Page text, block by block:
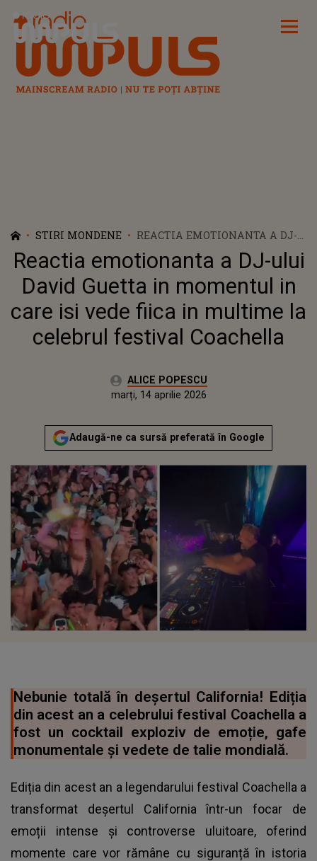
Radio Impuls
STIRI MONDENE
REACTIA EMOTIONANTA A DJ-
ULUI DAVID GUETTA IN
MOMENTUL IN CARE ISI VEDE
FIICA IN MULTIME LA
CELEBRUL FESTIVAL
COACHELLA
Reactia emotionanta a DJ-ului
David Guetta in momentul in
care isi vede fiica in multime la
celebrul festival Coachella
Autor:ALICE POPESCU
Actualizat:
marți, 14 aprilie 2026
Adaugă-ne ca sursă preferată în Google
Nebunie totală în deșertul California! Ediția
din acest an a celebrului festival Coachella a
fost un cocktail exploziv de emoție, gafe
monumentale și vedete de talie mondială.
Ediția din acest an a legendarului festival Coachella a
transformat deșertul California într-un focar de
emoții intense și controverse uluitoare, oferind
momente care vor rămâne cu siguranță în istoria